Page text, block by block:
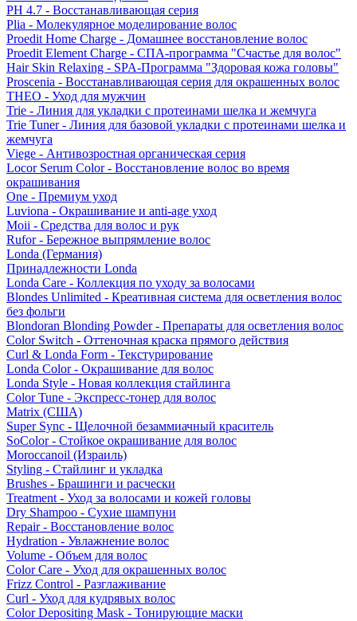
PH 4.7 - Восстанавливающая серия
Plia - Молекулярное моделирование волос
Proedit Home Charge - Домашнее восстановление волос
Proedit Element Charge - СПА-программа "Счастье для волос"
Hair Skin Relaxing - SPA-Программа "Здоровая кожа головы"
Proscenia - Восстанавливающая серия для окрашенных волос
THEO - Уход для мужчин
Trie - Линия для укладки с протеинами шелка и жемчуга
Trie Tuner - Линия для базовой укладки с протеинами шелка и
жемчуга
Viege - Антивозростная органическая серия
Locor Serum Color - Восстановление волос во время
окрашивания
One - Премиум уход
Luviona - Окрашивание и anti-age уход
Moii - Средства для волос и рук
Rufor - Бережное выпрямление волос
Londa (Германия)
Принадлежности Londa
Londa Care - Коллекция по уходу за волосами
Blondes Unlimited - Креативная система для осветления волос
без фольги
Blondoran Blonding Powder - Препараты для осветления волос
Color Switch - Оттеночная краска прямого действия
Curl & Londa Form - Текстурирование
Londa Color - Окрашивание для волос
Londa Style - Новая коллекция стайлинга
Color Tune - Экспресс-тонер для волос
Matrix (США)
Super Sync - Щелочной безаммиачный краситель
SoColor - Стойкое окрашивание для волос
Moroccanoil (Израиль)
Styling - Стайлинг и укладка
Brushes - Брашинги и расчески
Treatment - Уход за волосами и кожей головы
Dry Shampoo - Сухие шампуни
Repair - Восстановление волос
Hydration - Увлажнение волос
Volume - Объем для волос
Color Care - Уход для окрашенных волос
Frizz Control - Разглаживание
Curl - Уход для кудрявых волос
Color Depositing Mask - Тонирующие маски